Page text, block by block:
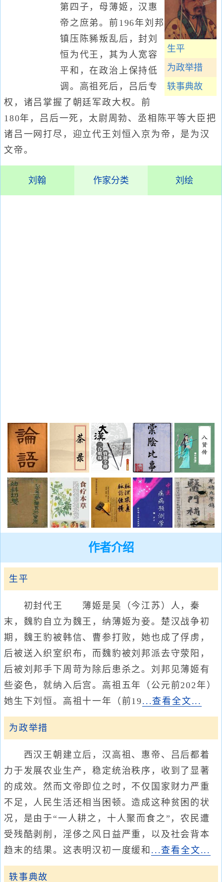
生平
为政举措
轶事典故
第四子，母薄姬，汉惠
帝之庶弟。前196年刘邦
镇压陈豨叛乱后，封刘
恒为代王，其为人宽容
平和，在政治上保持低
调。高祖死后，吕后专
权，诸吕掌握了朝廷军政大权。前
180年，吕后一死，太尉周勃、丞相陈平等大臣把
诸吕一网打尽，迎立代王刘恒入京为帝，是为汉
文帝。
刘翰 作家分类 刘绘
作者介绍
生平
初封代王 薄姬是吴（今江苏）人，秦
末，魏豹自立为魏王，纳薄姬为妾。楚汉战争初
期，魏王豹被韩信、曹参打败，她也成了俘虏，
后被送入织室织布，而魏豹被刘邦派去守荥阳，
后被刘邦手下周苛为除后患杀之。刘邦见薄姬有
些姿色，就纳入后宫。高祖五年（公元前202年）
她生下刘恒。高祖十一年（前19...查看全文...
为政举措
西汉王朝建立后，汉高祖、惠帝、吕后都着
力于发展农业生产，稳定统治秩序，收到了显著
的成效。然而文帝即位之时，不仅国家财力严重
不足，人民生活还相当困顿。造成这种贫困的状
况，是由于“一人耕之，十人聚而食之”，农民遭
受残酷剥削，淫侈之风日益严重，以及社会背本
趋末的结果。这表明汉初一度缓和 ...查看全文...
轶事典故